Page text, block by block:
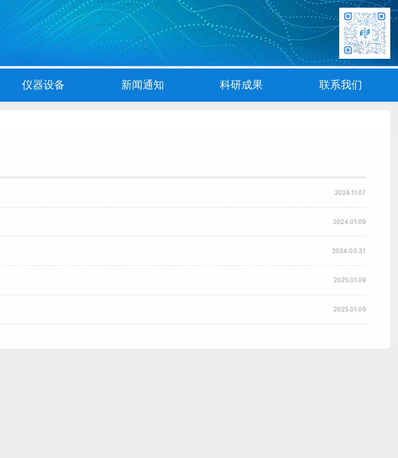
仪器设备 新闻通知 科研成果 联系我们
2024.11.07
2024.01.09
2024.03.31
2025.01.09
2025.01.09